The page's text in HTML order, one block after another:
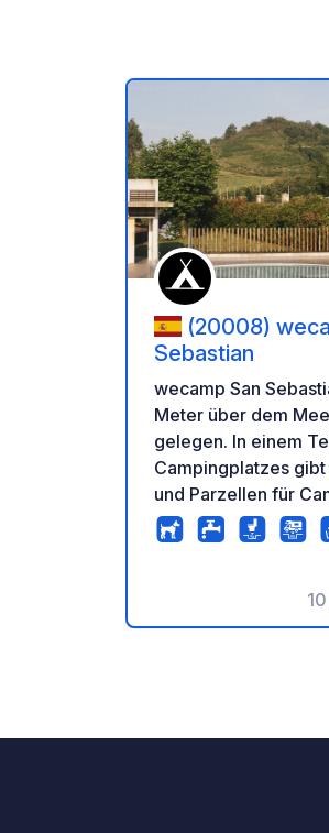
(20008)
Sebastian
wecamp San
Meter über dem
gelegen. In einem
Campingplatzes
und Parzellen für
Glamping Zelte. Die
60m2, wo alle
Premium-
Stromanschluss
10